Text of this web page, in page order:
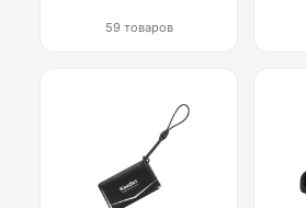
59 товаров